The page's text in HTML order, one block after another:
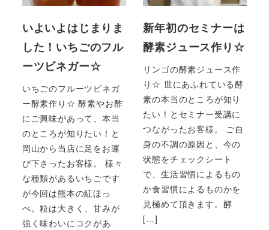
いよいよはじまりま
した！いちごのフル
ーツビネガー☆
いちごのフルーツビネガ
ー酵素作り☆ 酵素やお酢
にご興味があって、本当
のところが知りたい！と
岡山から当店に足をお運
び下さったお客様。 様々
な種類があるいちごです
が今回は熊本の紅ほっ
ぺ。粒は大きく、甘みが
強く味わいにコクがあ
新年初のセミナーは
酵素ジュース作り☆
リンゴの酵素ジュース作
り☆ 世にあふれている酵
素の本当のところが知り
たい！とセミナー受講に
つながったお客様。 ご自
身の不調の原因と、今の
状態をチェックシート
で、生活習慣によるもの
か食習慣によるものかを
見極めて頂きます。酵
[…]